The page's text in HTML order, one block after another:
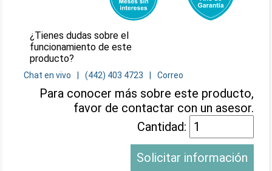
¿Tienes dudas sobre el
funcionamiento de este
producto?
Chat en vivo (442) 403 4723 Correo
Para conocer más sobre este producto,
favor de contactar con un asesor.
Cantidad:
Solicitar información